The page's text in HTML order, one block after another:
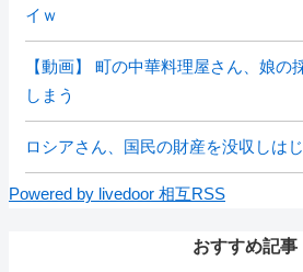
イｗ
【動画】 町の中華料理屋さん、娘の
しまう
ロシアさん、国民の財産を没収しは
Powered by livedoor 相互RSS
おすすめ記事